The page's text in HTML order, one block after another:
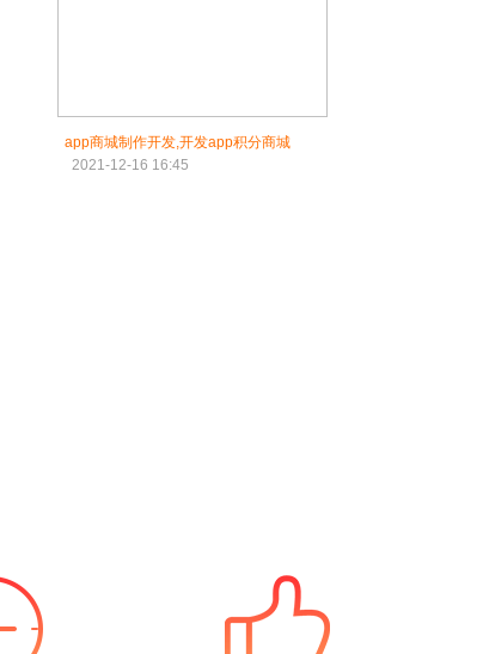
app商城制作开发,开发app积分商城
2021-12-16 16:45